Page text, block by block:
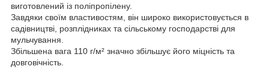
виготовлений із поліпропілену.
Завдяки своїм властивостям, він широко використовується в
садівництві, розплідниках та сільському господарстві для
мульчування.
Збільшена вага 110 г/м² значно збільшує його міцність та
довговічність.